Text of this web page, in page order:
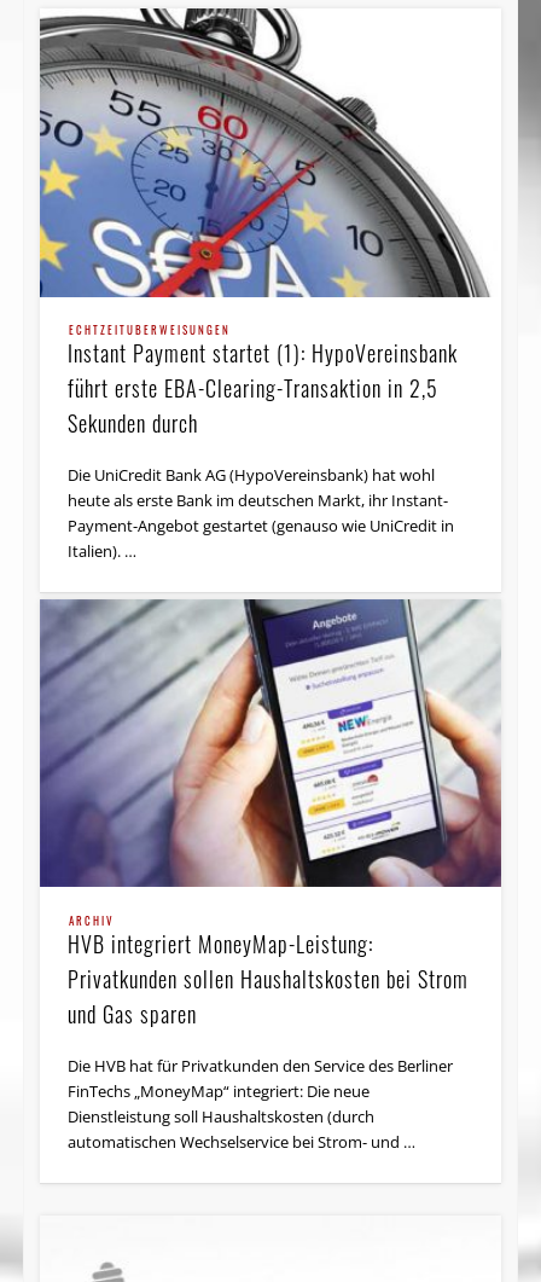
ECHTZEITÜBERWEISUNGEN
Instant Payment startet (1): HypoVereinsbank
führt erste EBA-Clearing-Transaktion in 2,5
Sekunden durch
Die UniCredit Bank AG (Hypo­Vereins­bank) hat wohl
heute als erste Bank im deutschen Markt, ihr Instant-
Payment-Angebot gestartet (genauso wie UniCredit in
Italien). …
ARCHIV
HVB integriert MoneyMap-Leistung:
Privatkunden sollen Haushaltskosten bei Strom
und Gas sparen
Die HVB hat für Privatkunden den Service des Berliner
FinTechs „MoneyMap“ integriert: Die neue
Dienstleistung soll Haushaltskosten (durch
automatischen Wechselservice bei Strom- und …